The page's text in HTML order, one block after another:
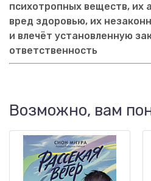
психотропных веществ, их
вред здоровью, их
и влечёт установленную
ответственность
Возможно, вам